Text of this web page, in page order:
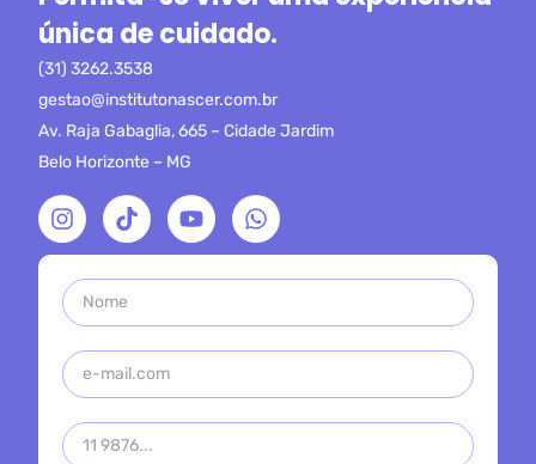
única de cuidado.
(31) 3262.3538
gestao@institutonascer.com.br
Av. Raja Gabaglia, 665 – Cidade Jardim
Belo Horizonte – MG